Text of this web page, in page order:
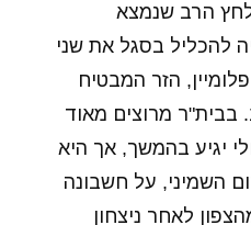
הרב שנמצא
להכליל בסגל את שני
הזר המבטיח
בבית"ר מרוצים מאוד
יגיע בהמשך, אך היא
השמיני, על חשבונה
לאחר ניצחון